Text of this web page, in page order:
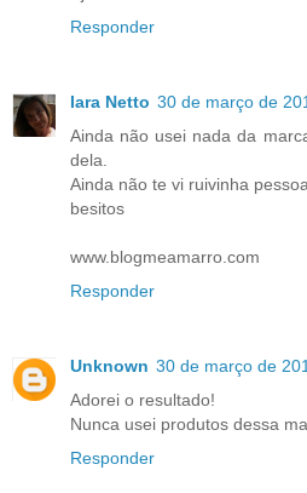
Responder
Iara Netto 30 de março de
Ainda não usei nada da
dela.
Ainda não te vi ruivinha
besitos
www.blogmeamarro.com
Responder
Unknown 30 de março de
Adorei o resultado!
Nunca usei produtos dessa
Responder